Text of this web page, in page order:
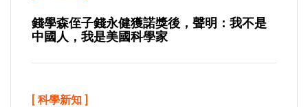
錢學森侄子錢永健獲諾獎後，聲明：我不是
中國人，我是美國科學家
[ 科學新知 ]